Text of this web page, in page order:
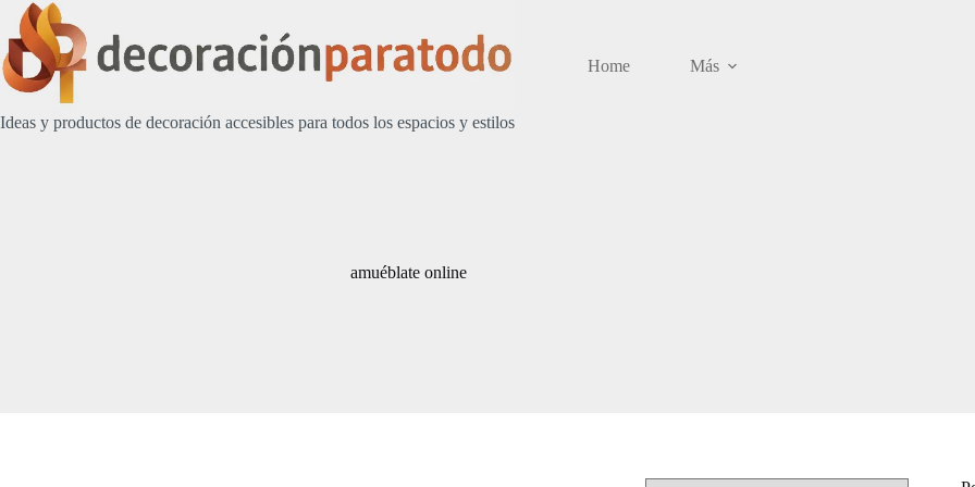
Saltar
contenido
Ideas y productos de decoración accesibles para todos los espacios y estilos
Home Más
amuéblate online